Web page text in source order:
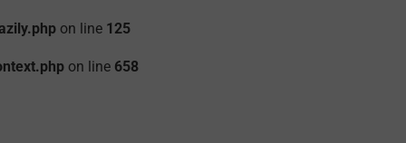
on line 125
on line 658